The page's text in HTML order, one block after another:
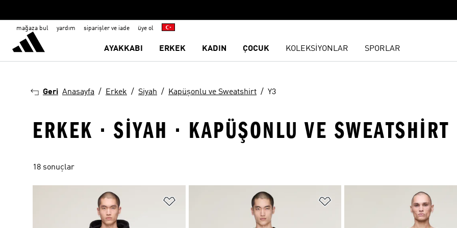
mağaza bul yardım siparişler ve iade üye ol
AYAKKABI ERKEK KADIN ÇOCUK KOLEKSİYONLAR SPORLAR
Geri Anasayfa Erkek Siyah Kapüşonlu ve Sweatshirt Y3
ERKEK · SIYAH · KAPÜŞONLU VE SWEATSHIRT
18 sonuçlar
Favori Listesine Ekle